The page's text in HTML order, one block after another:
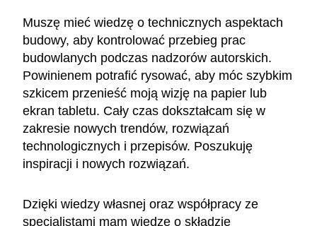
Muszę mieć wiedzę o technicznych aspektach
budowy, aby kontrolować przebieg prac
budowlanych podczas nadzorów autorskich.
Powinienem potrafić rysować, aby móc szybkim
szkicem przenieść moją wizję na papier lub
ekran tabletu. Cały czas dokształcam się w
zakresie nowych trendów, rozwiązań
technologicznych i przepisów. Poszukuję
inspiracji i nowych rozwiązań.
Dzięki wiedzy własnej oraz współpracy ze
specjalistami mam wiedzę o składzie